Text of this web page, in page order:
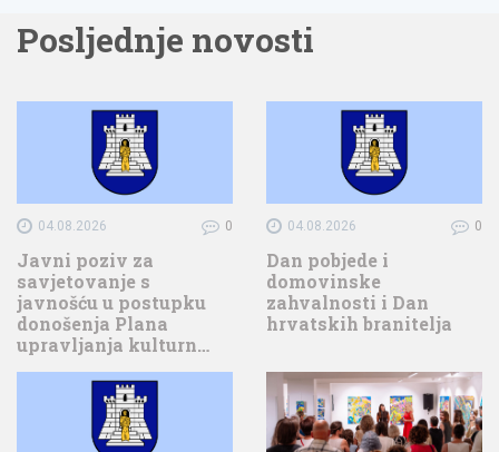
Posljednje novosti
04.08.2026 0
Javni poziv za
savjetovanje s
javnošću u postupku
donošenja Plana
upravljanja kulturn…
04.08.2026 0
Dan pobjede i
domovinske
zahvalnosti i Dan
hrvatskih branitelja